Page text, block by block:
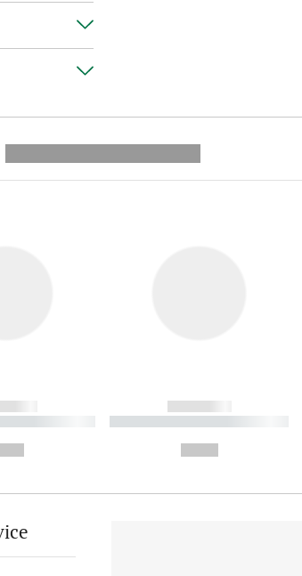
----------
------------
----------- ----------- ----------